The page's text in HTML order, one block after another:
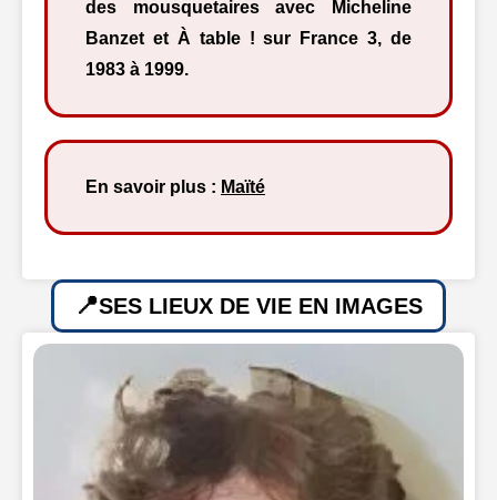
des mousquetaires avec Micheline
Banzet et À table ! sur France 3, de
1983 à 1999.
En savoir plus : Maïté
SES LIEUX DE VIE EN IMAGES